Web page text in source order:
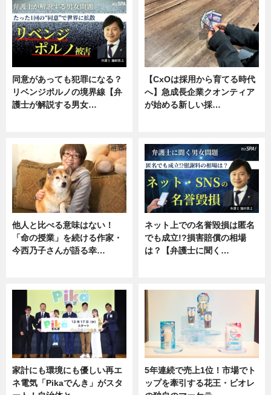
同意があっても犯罪になる？
リベンジポルノの境界線【弁
護士が解説する男女…
【CxOは採用から育てる時代
へ】急成長企業クオンティア
が始める新しい採…
他人と比べる意味はない！
「命の授業」を続ける作家・
今西乃子さんが語る幸…
ネット上での名誉毀損は匿名
でも成立!?損害賠償の相場
は？【弁護士に聞く…
家計にも環境にも優しい再エ
ネ電気「Pikaでんき」がスタ
5年連続で売上1位！市場でト
ップを牽引する花王・ビオレ